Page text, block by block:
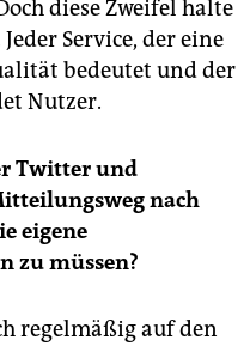
diese Zweifel halte
Service, der eine
bedeutet und der
Nutzer.
Twitter und
nach
eigene
zu müssen?
regelmäßig auf den